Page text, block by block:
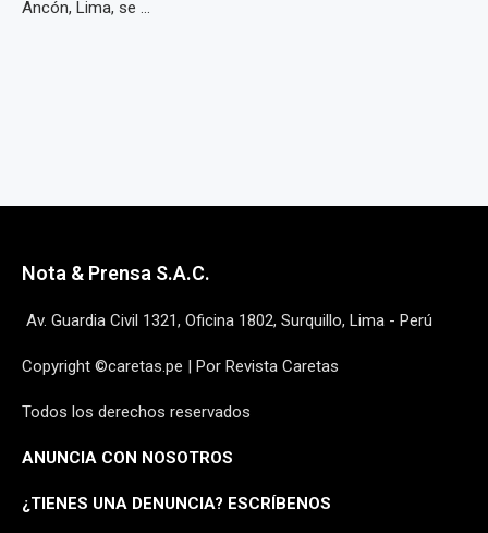
Ancón, Lima, se ...
Nota & Prensa S.A.C.
Av. Guardia Civil 1321, Oficina 1802, Surquillo, Lima - Perú
Copyright ©caretas.pe | Por Revista Caretas
Todos los derechos reservados
ANUNCIA CON NOSOTROS
¿TIENES UNA DENUNCIA? ESCRÍBENOS